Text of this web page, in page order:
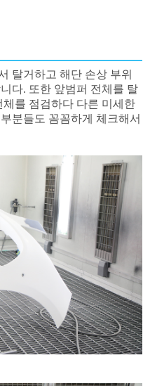
탈거하고 해단 손상 부위
다. 또한 앞범퍼 전체를 탈
를 점검하다 다른 미세한
분들도 꼼꼼하게 체크해서